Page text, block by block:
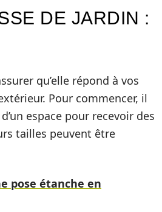
DE JARDIN :
qu’elle répond à vos
Pour commencer, il
espace pour recevoir des
tailles peuvent être
pose étanche en